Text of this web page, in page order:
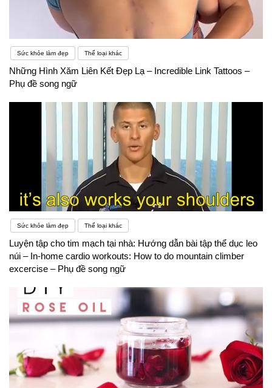
Sức khỏe làm đẹp Thể loại khác
Những Hình Xăm Liên Kết Đẹp Lạ – Incredible Link Tattoos –
Phụ đề song ngữ
Sức khỏe làm đẹp Thể loại khác
Luyện tập cho tim mạch tại nhà: Hướng dẫn bài tập thể dục leo
núi – In-home cardio workouts: How to do mountain climber
excercise – Phụ đề song ngữ